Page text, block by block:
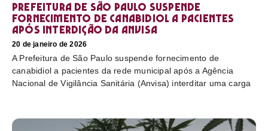
Prefeitura de São Paulo suspende
fornecimento de canabidiol a pacientes
após interdição da Anvisa
20 de janeiro de 2026
A Prefeitura de São Paulo suspende fornecimento de
canabidiol a pacientes da rede municipal após a Agência
Nacional de Vigilância Sanitária (Anvisa) interditar uma carga